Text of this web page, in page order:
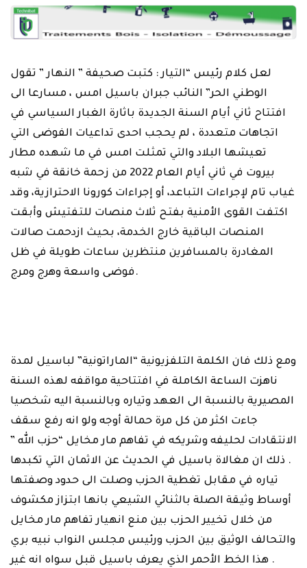
كتبت صحيفة ” النهار ” تقول : ‎لعل كلام رئيس “التيار
الوطني الحر” النائب جبران باسيل امس ، مسارعا الى
افتتاح ثاني ‏أيام السنة الجديدة باثارة الغبار السياسي في
اتجاهات متعددة ، لم يحجب احدى تداعيات ‏الفوضى التي
تعيشها البلاد والتي تمثلت امس في ما شهده مطار
بيروت في ثاني أيام ‏العام 2022 من زحمة خانقة في شبه
غياب تام لإجراءات التباعد، أو إجراءات كورونا ‏الاحترازية، وقد
اكتفت القوى الأمنية بفتح ثلاث منصات للتفتيش وأبقت
المنصات الباقية ‏خارج الخدمة، بحيث ازدحمت صالات
المغادرة بالمسافرين منتظرين ساعات طويلة في ‏ظل
فوضى واسعة وهرج ومرج‎.‎
ومع ذلك فان الكلمة التلفزيونية “الماراتونية” لباسيل لمدة
ناهزت الساعة الكاملة في ‏افتتاحية مواقفه لهذه السنة
المصيرية بالنسبة الى العهد وتياره وبالنسبة اليه شخصيا
‏جاءت اكثر من كل مرة حمالة أوجه ولو انه رفع سقف
الانتقادات لحليفه وشريكه في تفاهم ‏مار مخايل “حزب الله ”
. ذلك ان مغالاة باسيل في الحديث عن الاثمان التي تكبدها
تياره ‏في مقابل تغطية الحزب وصلت الى حدود وصفتها
أوساط وثيقة الصلة بالثنائي الشيعي ‏بانها ابتزاز مكشوف
من خلال تخيير الحزب بين منع انهيار تفاهم مار مخايل
والتحالف الوثيق ‏بين الحزب ورئيس مجلس النواب نبيه بري
. هذا الخط الأحمر الذي يعرف باسيل قبل سواه ‏انه غير